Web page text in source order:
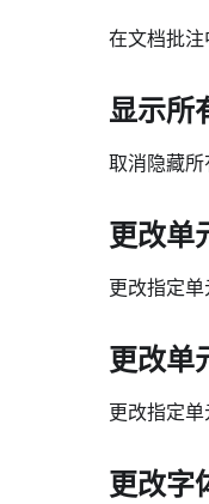
在文档批注
显示所
取消隐藏所
更改单
更改指定单
更改单
更改指定单
更改字